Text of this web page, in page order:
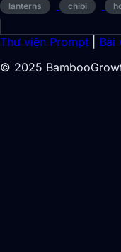
lanterns chibi
Thư viện Prompt Bài
© 2025